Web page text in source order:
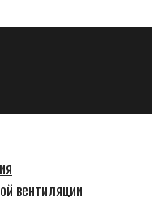
вентиляции